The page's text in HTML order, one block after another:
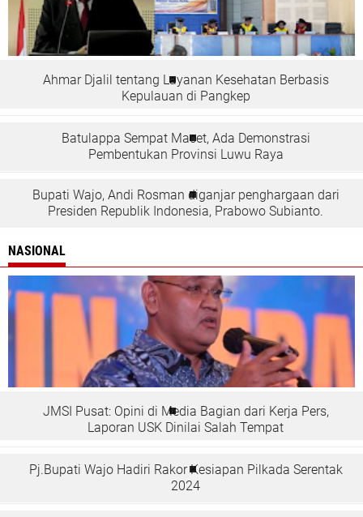
Ahmar Djalil tentang Layanan Kesehatan Berbasis
Kepulauan di Pangkep
Batulappa Sempat Macet, Ada Demonstrasi
Pembentukan Provinsi Luwu Raya
Bupati Wajo, Andi Rosman diganjar penghargaan dari
Presiden Republik Indonesia, Prabowo Subianto.
NASIONAL
JMSI Pusat: Opini di Media Bagian dari Kerja Pers,
Laporan USK Dinilai Salah Tempat
Pj.Bupati Wajo Hadiri Rakor Kesiapan Pilkada Serentak
2024